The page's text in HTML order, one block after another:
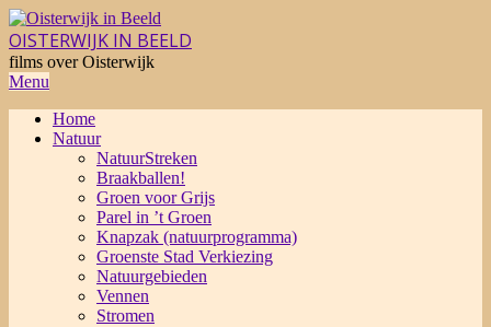
Skip
to
content
OISTERWIJK IN BEELD
films over Oisterwijk
Primary
Menu
Menu
Home
Natuur
NatuurStreken
Braakballen!
Groen voor Grijs
Parel in ’t Groen
Knapzak (natuurprogramma)
Groenste Stad Verkiezing
Natuurgebieden
Vennen
Stromen